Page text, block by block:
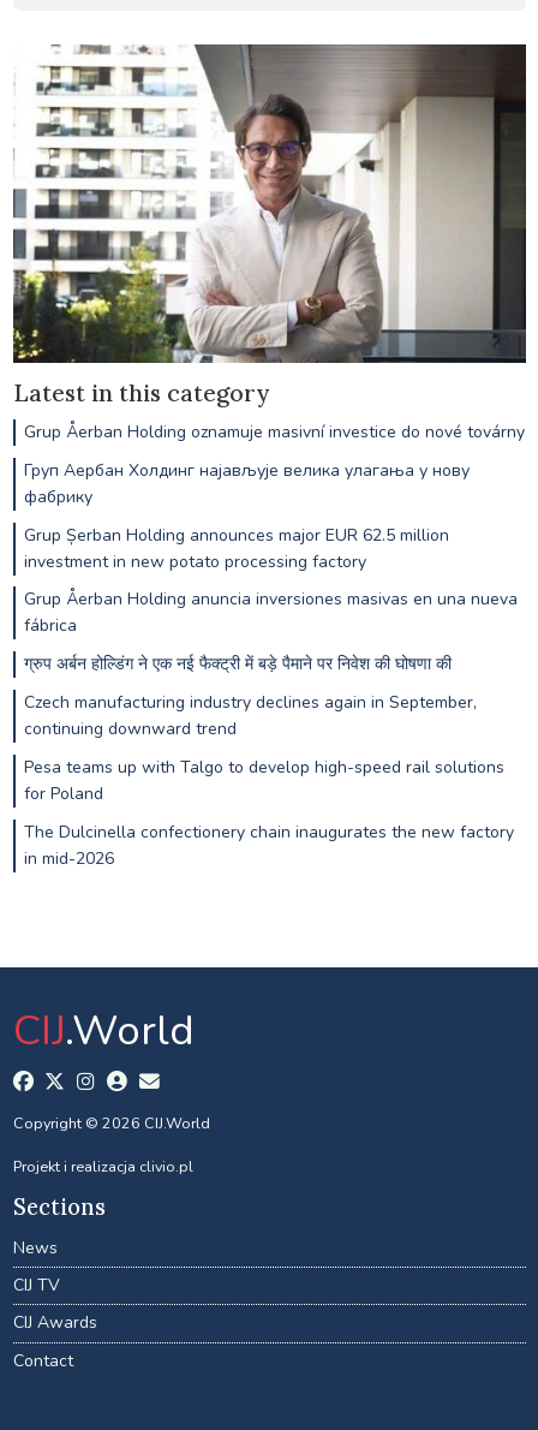
Latest in this category
Grup Åerban Holding oznamuje masivní investice do nové továrny
Груп Аербан Холдинг најављује велика улагања у нову
фабрику
Grup Șerban Holding announces major EUR 62.5 million
investment in new potato processing factory
Grup Åerban Holding anuncia inversiones masivas en una nueva
fábrica
ग्रुप अर्बन होल्डिंग ने एक नई फैक्ट्री में बड़े पैमाने पर निवेश की घोषणा की
Czech manufacturing industry declines again in September,
continuing downward trend
Pesa teams up with Talgo to develop high-speed rail solutions
for Poland
The Dulcinella confectionery chain inaugurates the new factory
in mid-2026
CIJ.World
Copyright © 2026 CIJ.World
Projekt i realizacja clivio.pl
Sections
News
CIJ TV
CIJ Awards
Contact